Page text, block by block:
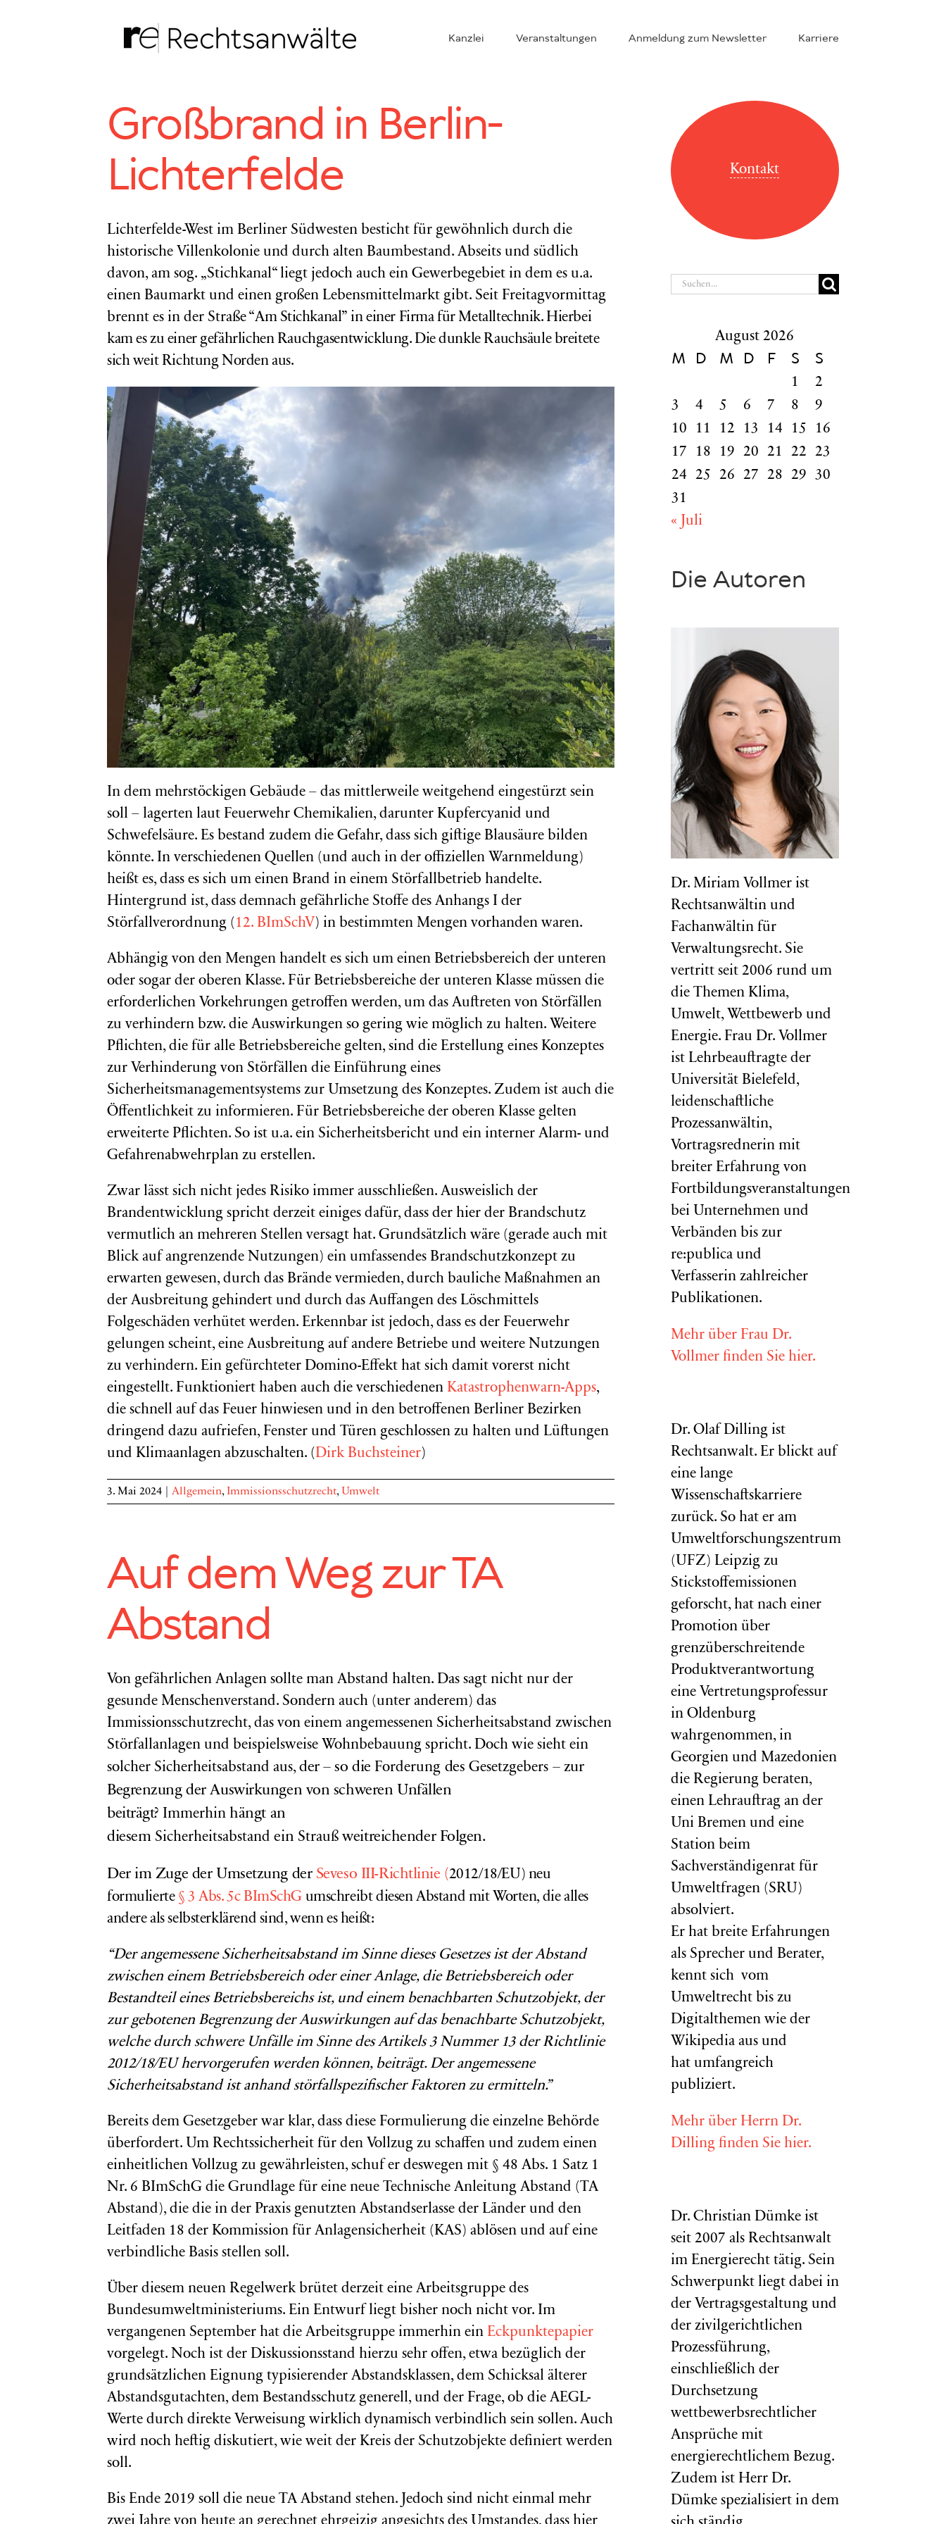
Kanzlei Veranstaltungen Anmeldung zum Newsletter Karriere
Großbrand in Berlin-
Lichterfelde
Lichterfelde-West im Berliner Südwesten besticht für gewöhnlich durch die
historische Villenkolonie und durch alten Baumbestand. Abseits und südlich
davon, am sog. „Stichkanal“ liegt jedoch auch ein Gewerbegebiet in dem es u.a.
einen Baumarkt und einen großen Lebensmittelmarkt gibt. Seit Freitagvormittag
brennt es in der Straße “Am Stichkanal” in einer Firma für Metalltechnik. Hierbei
kam es zu einer gefährlichen Rauchgasentwicklung. Die dunkle Rauchsäule breitete
sich weit Richtung Norden aus.
In dem mehrstöckigen Gebäude – das mittlerweile weitgehend eingestürzt sein
soll – lagerten laut Feuerwehr Chemikalien, darunter Kupfercyanid und
Schwefelsäure. Es bestand zudem die Gefahr, dass sich giftige Blausäure bilden
könnte. In verschiedenen Quellen (und auch in der offiziellen Warnmeldung)
heißt es, dass es sich um einen Brand in einem Störfallbetrieb handelte.
Hintergrund ist, dass demnach gefährliche Stoffe des Anhangs I der
Störfallverordnung (12. BImSchV) in bestimmten Mengen vorhanden waren.
Abhängig von den Mengen handelt es sich um einen Betriebsbereich der unteren
oder sogar der oberen Klasse. Für Betriebsbereiche der unteren Klasse müssen die
erforderlichen Vorkehrungen getroffen werden, um das Auftreten von Störfällen
zu verhindern bzw. die Auswirkungen so gering wie möglich zu halten. Weitere
Pflichten, die für alle Betriebsbereiche gelten, sind die Erstellung eines Konzeptes
zur Verhinderung von Störfällen die Einführung eines
Sicherheitsmanagementsystems zur Umsetzung des Konzeptes. Zudem ist auch die
Öffentlichkeit zu informieren. Für Betriebsbereiche der oberen Klasse gelten
erweiterte Pflichten. So ist u.a. ein Sicherheitsbericht und ein interner Alarm- und
Gefahrenabwehrplan zu erstellen.
Zwar lässt sich nicht jedes Risiko immer ausschließen. Ausweislich der
Brandentwicklung spricht derzeit einiges dafür, dass der hier der Brandschutz
vermutlich an mehreren Stellen versagt hat. Grundsätzlich wäre (gerade auch mit
Blick auf angrenzende Nutzungen) ein umfassendes Brandschutzkonzept zu
erwarten gewesen, durch das Brände vermieden, durch bauliche Maßnahmen an
der Ausbreitung gehindert und durch das Auffangen des Löschmittels
Folgeschäden verhütet werden. Erkennbar ist jedoch, dass es der Feuerwehr
gelungen scheint, eine Ausbreitung auf andere Betriebe und weitere Nutzungen
zu verhindern. Ein gefürchteter Domino-Effekt hat sich damit vorerst nicht
eingestellt. Funktioniert haben auch die verschiedenen Katastrophenwarn-Apps,
die schnell auf das Feuer hinwiesen und in den betroffenen Berliner Bezirken
dringend dazu aufriefen, Fenster und Türen geschlossen zu halten und Lüftungen
und Klimaanlagen abzuschalten. (Dirk Buchsteiner)
3. Mai 2024 Allgemein, Immissionsschutzrecht, Umwelt
Auf dem Weg zur TA
Abstand
Von gefährlichen Anlagen sollte man Abstand halten. Das sagt nicht nur der
gesunde Menschenverstand. Sondern auch (unter anderem) das
Immissionsschutzrecht, das von einem angemessenen Sicherheitsabstand zwischen
Störfallanlagen und beispielsweise Wohnbebauung spricht. Doch wie sieht ein
solcher Sicherheitsabstand aus,der – so die Forderung desGesetzgebers – zur
Begrenzung der Auswirkungen von schweren Unfällen
beiträgt? Immerhinhängt an
diesem Sicherheitsabstand ein Straußweitreichender Folgen.
Der im Zuge der Umsetzung der Seveso III-Richtlinie (2012/18/EU) neu
formulierte § 3 Abs. 5c BImSchG umschreibt diesen Abstand mit Worten, die alles
andere als selbsterklärend sind, wenn es heißt:
“Der angemessene Sicherheitsabstand im Sinne dieses Gesetzes ist der Abstand
zwischen einem Betriebsbereich oder einer Anlage, die Betriebsbereich oder
Bestandteil eines Betriebsbereichs ist, und einem benachbarten Schutzobjekt, der
zur gebotenen Begrenzung der Auswirkungen auf das benachbarte Schutzobjekt,
welche durch schwere Unfälle im Sinne des Artikels 3 Nummer 13 der Richtlinie
2012/18/EU hervorgerufen werden können, beiträgt. Der angemessene
Sicherheitsabstand ist anhand störfallspezifischer Faktoren zu ermitteln.”
Bereits dem Gesetzgeber war klar, dass diese Formulierung die einzelne Behörde
überfordert. Um Rechtssicherheit für den Vollzug zu schaffen und zudem einen
einheitlichen Vollzug zu gewährleisten, schuf er deswegen mit § 48 Abs. 1 Satz 1
Nr. 6 BImSchG die Grundlage für eine neue Technische Anleitung Abstand (TA
Abstand), die die in der Praxis genutzten Abstandserlasse der Länder und den
Leitfaden 18 der Kommission für Anlagensicherheit (KAS) ablösen und auf eine
verbindliche Basis stellen soll.
Über diesem neuen Regelwerk brütet derzeit eine Arbeitsgruppe des
Bundesumweltministeriums. Ein Entwurf liegt bisher noch nicht vor. Im
vergangenen September hat die Arbeitsgruppe immerhin ein Eckpunktepapier
vorgelegt. Noch ist der Diskussionsstand hierzu sehr offen, etwa bezüglich der
grundsätzlichen Eignung typisierender Abstandsklassen, dem Schicksal älterer
Abstandsgutachten, dem Bestandsschutz generell, und der Frage, ob die AEGL-
Werte durch direkte Verweisung wirklich dynamisch verbindlich sein sollen. Auch
wird noch heftig diskutiert, wie weit der Kreis der Schutzobjekte definiert werden
soll.
Bis Ende 2019 soll die neue TA Abstand stehen. Jedoch sind nicht einmal mehr
Kontakt
Suche
August 2026
M D M D F S S
1
2
3
4 5 6 7 8
9
10
11 12 13 14 15
16
17
18 19 20 21 22
23
24
25 26 27 28 29
30
31
« Juli
Die Autoren
Dr. Miriam Vollmer ist
Rechtsanwältin und
Fachanwältin für
Verwaltungsrecht. Sie
vertritt seit 2006 rund um
die Themen Klima,
Umwelt, Wettbewerb und
Energie. Frau Dr. Vollmer
ist Lehrbeauftragte der
Universität Bielefeld,
leidenschaftliche
Prozessanwältin,
Vortragsrednerin mit
breiter Erfahrung von
Fortbildungsveranstaltungen
bei Unternehmen und
Verbänden bis zur
re:publica und
Verfasserin zahlreicher
Publikationen.
Mehr über Frau Dr.
Vollmer finden Sie hier.
Dr. Olaf Dilling ist
Rechtsanwalt. Er blickt auf
eine lange
Wissenschaftskarriere
zurück. So hat er am
Umweltforschungszentrum
(UFZ) Leipzig zu
Stickstoffemissionen
geforscht, hat nach einer
Promotion über
grenzüberschreitende
Produktverantwortung
eine Vertretungsprofessur
in Oldenburg
wahrgenommen, in
Georgien und Mazedonien
die Regierung beraten,
einen Lehrauftrag an der
Uni Bremen und eine
Station beim
Sachverständigenrat für
Umweltfragen (SRU )
absolviert.
Er hat breite Erfahrungen
als Sprecher und Berater,
kennt sich vom
Umweltrecht bis zu
Digitalthemen wie der
Wikipedia aus und
hat umfangreich
publiziert.
Mehr über Herrn Dr.
Dilling finden Sie hier.
Dr. Christian Dümke ist
seit 2007 als Rechtsanwalt
im Energierecht tätig. Sein
Schwerpunkt liegt dabei in
der Vertragsgestaltung und
der zivilgerichtlichen
Prozessführung,
einschließlich der
Durchsetzung
wettbewerbsrechtlicher
Ansprüche mit
energierechtlichem Bezug.
Zudem ist Herr Dr.
Dümke spezialisiert in dem